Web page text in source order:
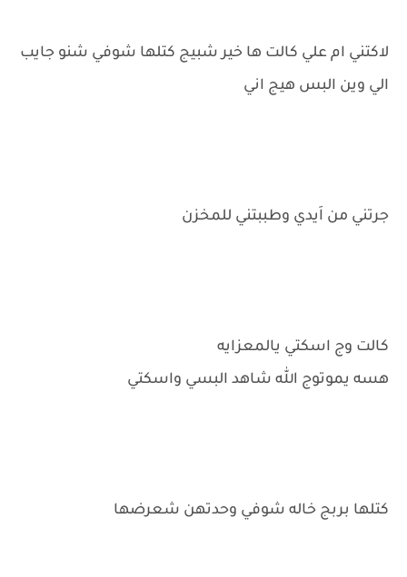
لاكتني ام علي كالت ها خير شبيج كتلها شوفي شنو جايب
الي وين البس هيج اني
جرتني من اَيدي وطببتني للمخزن
كالت وج اسكتي يالمعزايه
هسه يموتوج الله شاهد البسي واسكتي
كتلها بربج خاله شوفي وحدتهن شعرضها